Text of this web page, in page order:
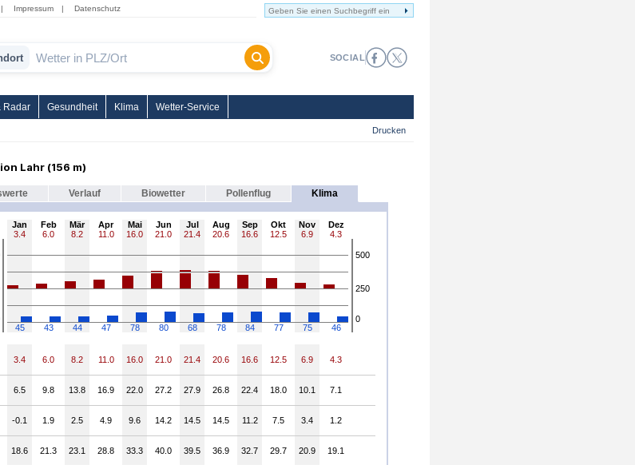
| Impressum | Datenschutz
SOCIAL
Radar Gesundheit Klima Wetter-Service
Drucken
Lahr (156 m)
Verlauf Biowetter Pollenflug Klima
Jan Feb Mär Apr Mai Jun Jul Aug Sep Okt Nov
Dez
3.4
6.0 8.2 11.0 16.0 21.0 21.4 20.6 16.6 12.5 6.9 4.3
500
250
0
45
43 44 47 78 80 68 78 84 77 75 46
3.4 6.0 8.2 11.0 16.0 21.0 21.4 20.6 16.6 12.5 6.9 4.3
6.5 9.8 13.8 16.9 22.0 27.2 27.9 26.8 22.4 18.0 10.1 7.1
-0.1 1.9 2.5 4.9 9.6 14.2 14.5 14.5 11.2 7.5 3.4 1.2
18.6 21.3 23.1 28.8 33.3 40.0 39.5 36.9 32.7 29.7 20.9 19.1